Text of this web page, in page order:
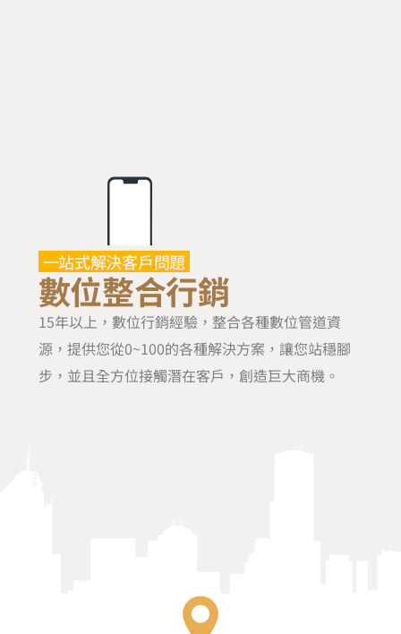
一站式解決客戶問題
數位整合行銷
15年以上，數位行銷經驗，整合各種數位管道資
源，提供您從0~100的各種解決方案，讓您站穩腳
步，並且全方位接觸潛在客戶，創造巨大商機。